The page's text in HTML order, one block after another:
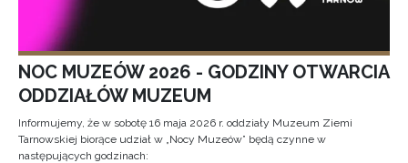
NOC MUZEÓW 2026 - GODZINY OTWARCIA
ODDZIAŁÓW MUZEUM
Informujemy, że w sobotę 16 maja 2026 r. oddziały Muzeum Ziemi
Tarnowskiej biorące udział w „Nocy Muzeów” będą czynne w
następujących godzinach: